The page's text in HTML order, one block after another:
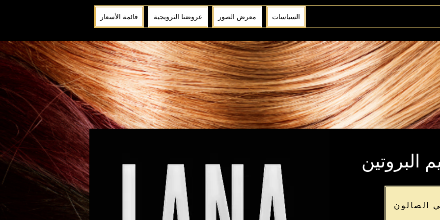
قائمة الأسعار عروضنا الترويجية معرض الصور السياسات
البروتين
الصالون